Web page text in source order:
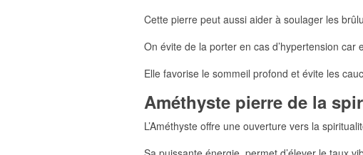
Cette pierre peut aussi aider à soulager les
On évite de la porter en cas d’hypertension
Elle favorise le sommeil profond et évite les
Améthyste pierre de la
L’Améthyste offre une ouverture vers la